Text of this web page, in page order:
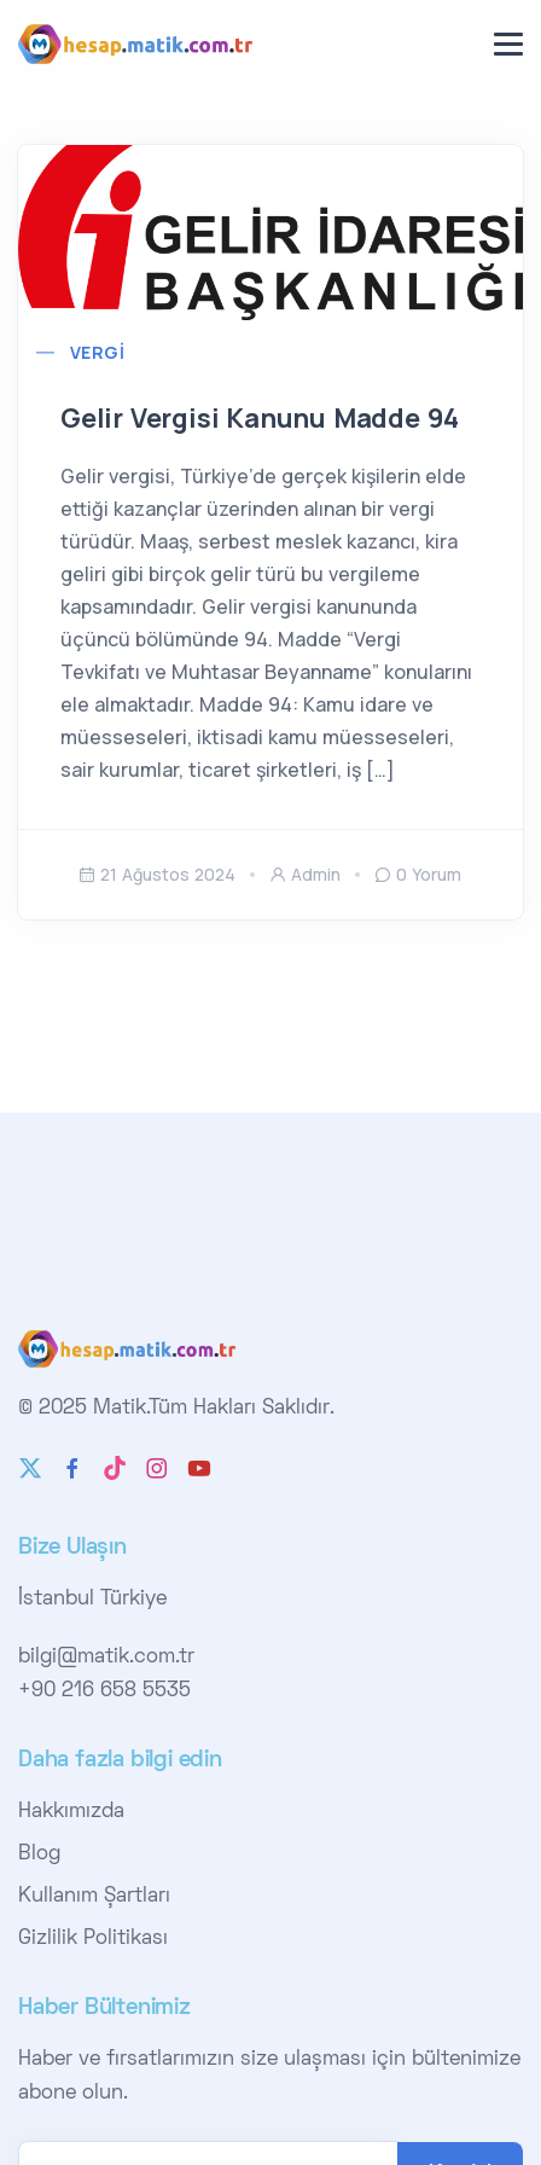
VERGI
Gelir Vergisi Kanunu Madde 94
Gelir vergisi, Türkiye’de gerçek kişilerin elde
ettiği kazançlar üzerinden alınan bir vergi
türüdür. Maaş, serbest meslek kazancı, kira
geliri gibi birçok gelir türü bu vergileme
kapsamındadır. Gelir vergisi kanununda
üçüncü bölümünde 94. Madde “Vergi
Tevkifatı ve Muhtasar Beyanname” konularını
ele almaktadır. Madde 94: Kamu idare ve
müesseseleri, iktisadi kamu müesseseleri,
sair kurumlar, ticaret şirketleri, iş […]
21 Ağustos 2024 Admin 0 Yorum
© 2025 Matik.Tüm Hakları Saklıdır.
Bize Ulaşın
İstanbul Türkiye
bilgi@matik.com.tr
+90 216 658 5535
Daha fazla bilgi edin
Hakkımızda
Blog
Kullanım Şartları
Gizlilik Politikası
Haber Bültenimiz
Haber ve fırsatlarımızın size ulaşması için bültenimize
abone olun.